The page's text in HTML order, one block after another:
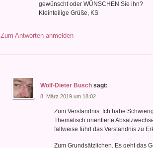
gewünscht oder WÜNSCHEN Sie ihn?
Kleinteilige Grüße, KS
Zum Antworten anmelden
Wolf-Dieter Busch sagt:
8. März 2019 um 18:02
Zum Verständnis. Ich habe
Thematisch orientierte
fallweise führt das Verständnis zu
Zum Grundsätzlichen. Es geht das